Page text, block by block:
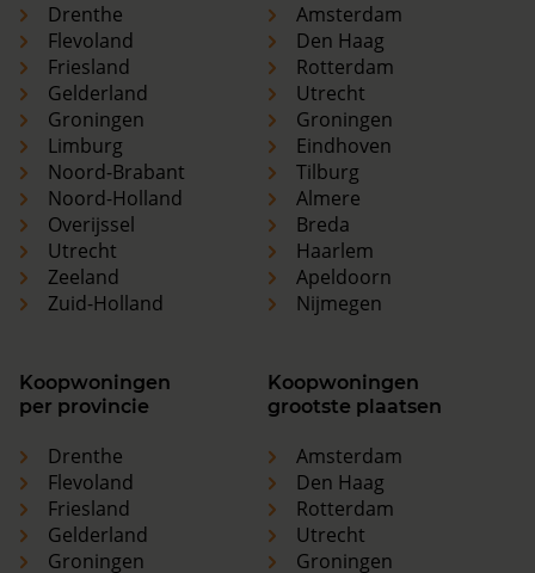
Drenthe
Flevoland
Friesland
Gelderland
Groningen
Limburg
Noord-Brabant
Noord-Holland
Overijssel
Utrecht
Zeeland
Zuid-Holland
Amsterdam
Den Haag
Rotterdam
Utrecht
Groningen
Eindhoven
Tilburg
Almere
Breda
Haarlem
Apeldoorn
Nijmegen
Koopwoningen
per provincie
Drenthe
Flevoland
Friesland
Gelderland
Groningen
Koopwoningen
grootste plaatsen
Amsterdam
Den Haag
Rotterdam
Utrecht
Groningen